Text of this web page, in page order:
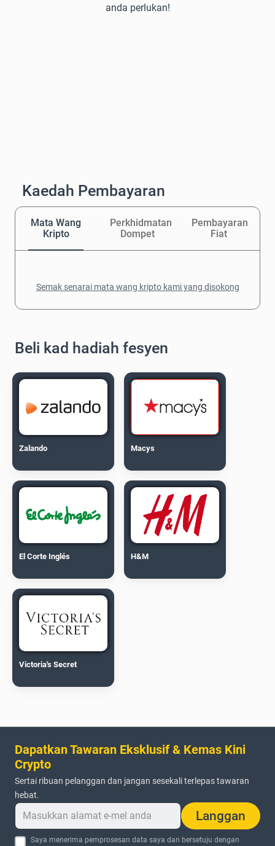
anda perlukan!
Kaedah Pembayaran
Mata Wang
Kripto
Perkhidmatan
Dompet
Pembayaran
Fiat
Semak senarai mata wang kripto kami yang disokong
Beli kad hadiah fesyen
Zalando Macys
El Corte Inglés H&M
Victoria's Secret
Dapatkan Tawaran Eksklusif & Kemas Kini
Crypto
Sertai ribuan pelanggan dan jangan sesekali terlepas tawaran
hebat.
Langgan
Saya menerima pemprosesan data saya dan bersetuju dengan